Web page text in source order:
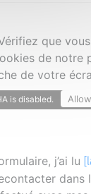
que
de notre
de votre
is disabled. Allow
j’ai lu